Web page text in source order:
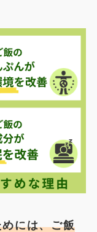
には、ご飯